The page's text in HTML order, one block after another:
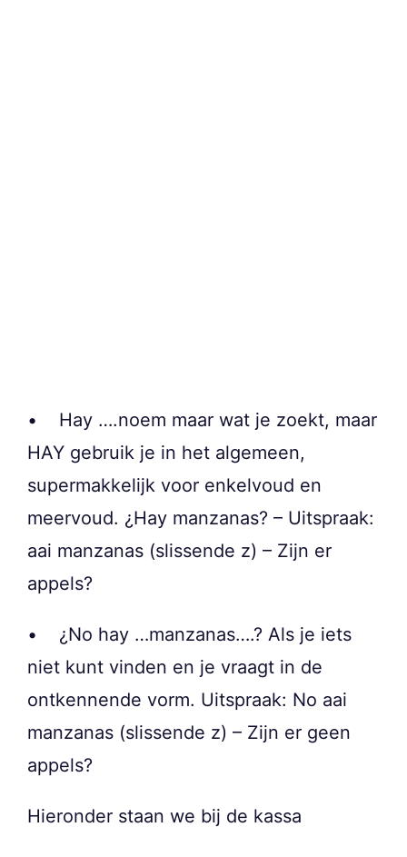
• Hay ….noem maar wat je zoekt, maar
HAY gebruik je in het algemeen,
supermakkelijk voor enkelvoud en
meervoud. ¿Hay manzanas? – Uitspraak:
aai manzanas (slissende z) – Zijn er
appels?
• ¿No hay …manzanas….? Als je iets
niet kunt vinden en je vraagt in de
ontkennende vorm. Uitspraak: No aai
manzanas (slissende z) – Zijn er geen
appels?
Hieronder staan we bij de kassa